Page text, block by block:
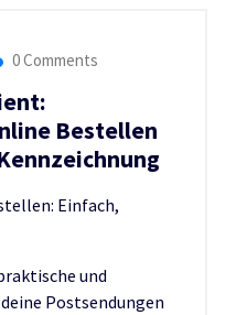
0 Comments
Bestellen
Einfach,
und
Postsendungen